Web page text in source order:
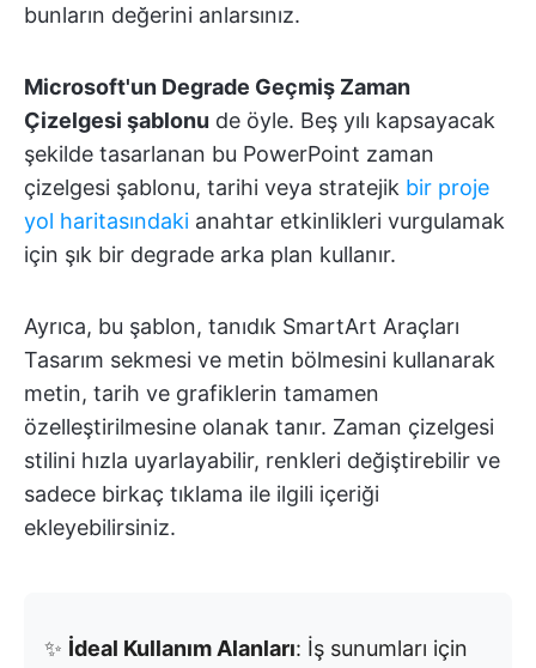
bunların değerini anlarsınız.
Microsoft'un Degrade Geçmiş Zaman
Çizelgesi şablonu de öyle. Beş yılı kapsayacak
şekilde tasarlanan bu PowerPoint zaman
çizelgesi şablonu, tarihi veya stratejik bir proje
yol haritasındaki anahtar etkinlikleri vurgulamak
için şık bir degrade arka plan kullanır.
Ayrıca, bu şablon, tanıdık SmartArt Araçları
Tasarım sekmesi ve metin bölmesini kullanarak
metin, tarih ve grafiklerin tamamen
özelleştirilmesine olanak tanır. Zaman çizelgesi
stilini hızla uyarlayabilir, renkleri değiştirebilir ve
sadece birkaç tıklama ile ilgili içeriği
ekleyebilirsiniz.
✨ İdeal Kullanım Alanları: İş sunumları için